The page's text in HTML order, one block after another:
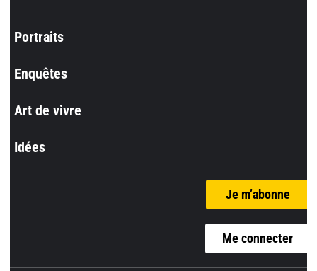
Portraits
Enquêtes
Art de vivre
Idées
Je m’abonne
Me connecter